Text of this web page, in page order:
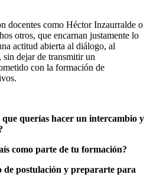
docentes como Héctor Inzaurralde o
otros, que encarnan justamente lo
actitud abierta al diálogo, al
dejar de transmitir un
con la formación de
querías hacer un intercambio y
como parte de tu formación?
de postulación y prepararte para